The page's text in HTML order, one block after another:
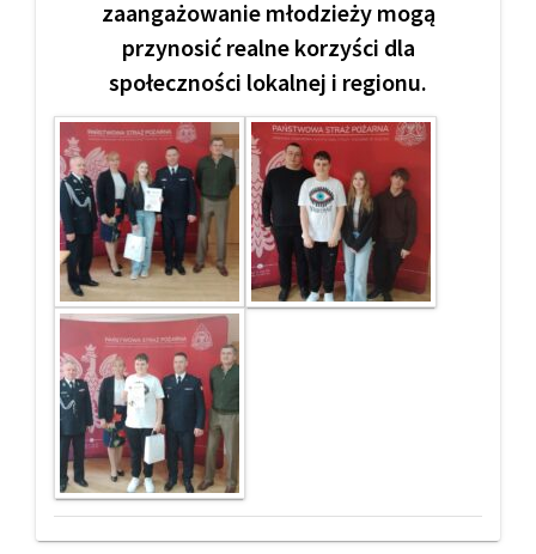
zaangażowanie młodzieży mogą
przynosić realne korzyści dla
społeczności lokalnej i regionu.